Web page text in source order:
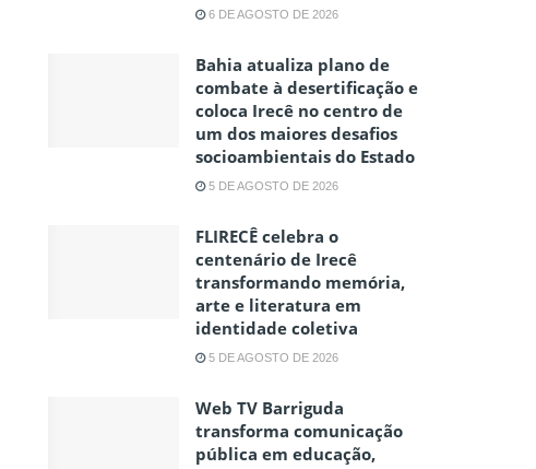
6 DE AGOSTO DE 2026
Bahia atualiza plano de
combate à desertificação e
coloca Irecê no centro de
um dos maiores desafios
socioambientais do Estado
5 DE AGOSTO DE 2026
FLIRECÊ celebra o
centenário de Irecê
transformando memória,
arte e literatura em
identidade coletiva
5 DE AGOSTO DE 2026
Web TV Barriguda
transforma comunicação
pública em educação,